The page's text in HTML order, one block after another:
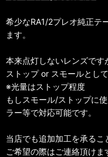
希少なRA1/2プレオ純正テ
ます。
本来点灯しないレンズです
ストップ or スモールとし
※光量はストップ程度
もしスモール/ストップに
ラー等で対応可能です。
当店でも追加加工を承るこ
ご希望の際はご連絡頂けま